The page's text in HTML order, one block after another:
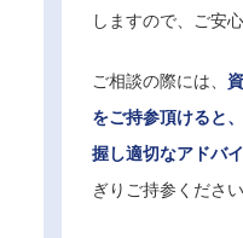
しますので、ご安
ご相談の際には、
をご持参頂けると
握し適切なアドバ
ぎりご持参ください